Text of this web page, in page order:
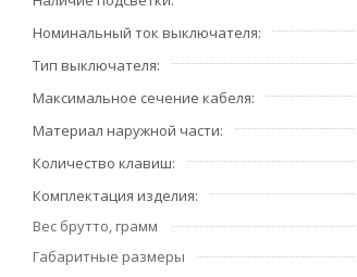
Номинальный ток выключателя
Тип выключателя
Максимальное сечение кабеля
Материал наружной части
Количество клавиш
Комплектация изделия
Вес брутто, грамм
Габаритные размеры